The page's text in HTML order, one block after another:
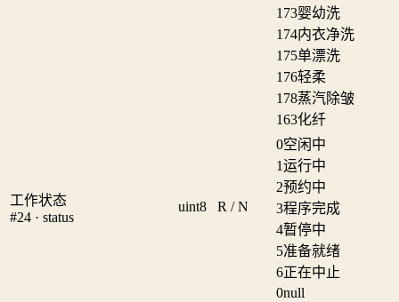
173婴幼洗
174内衣净洗
175单漂洗
176轻柔
178蒸汽除皱
163化纤
工作状态
#24 · status
uint8 R / N
0空闲中
1运行中
2预约中
3程序完成
4暂停中
5准备就绪
6正在中止
0null